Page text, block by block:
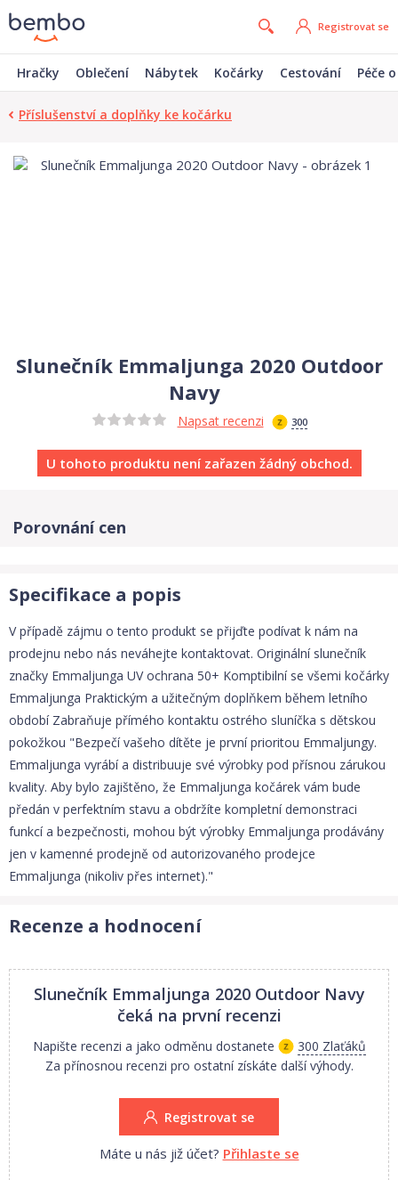
Registrovat se
Hračky Oblečení Nábytek Kočárky Cestování Péče
Příslušenství a doplňky ke kočárku
Slunečník Emmaljunga 2020 Outdoor
Navy
Napsat recenzi 300
U tohoto produktu není zařazen žádný obchod.
Porovnání cen
Specifikace a popis
V případě zájmu o tento produkt se přijďte podívat k nám na
prodejnu nebo nás neváhejte kontaktovat. Originální slunečník
značky Emmaljunga UV ochrana 50+ Komptibilní se všemi kočárky
Emmaljunga Praktickým a užitečným doplňkem během letního
období Zabraňuje přímého kontaktu ostrého sluníčka s dětskou
pokožkou "Bezpečí vašeho dítěte je první prioritou Emmaljungy.
Emmaljunga vyrábí a distribuuje své výrobky pod přísnou zárukou
kvality. Aby bylo zajištěno, že Emmaljunga kočárek vám bude
předán v perfektním stavu a obdržíte kompletní demonstraci
funkcí a bezpečnosti, mohou být výrobky Emmaljunga prodávány
jen v kamenné prodejně od autorizovaného prodejce
Emmaljunga (nikoliv přes internet)."
Recenze a hodnocení
Slunečník Emmaljunga 2020 Outdoor Navy
čeká na první recenzi
Napište recenzi a jako odměnu dostanete
300 Zlaťáků
Za přínosnou recenzi pro ostatní získáte další výhody.
Registrovat se
Máte u nás již účet? Přihlaste se